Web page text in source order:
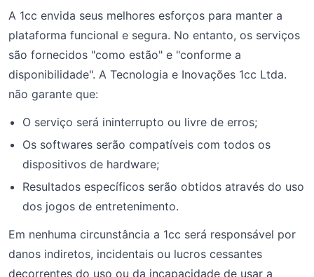
A 1cc envida seus melhores esforços para manter a
plataforma funcional e segura. No entanto, os serviços
são fornecidos "como estão" e "conforme a
disponibilidade". A Tecnologia e Inovações 1cc Ltda.
não garante que:
O serviço será ininterrupto ou livre de erros;
Os softwares serão compatíveis com todos os
dispositivos de hardware;
Resultados específicos serão obtidos através do uso
dos jogos de entretenimento.
Em nenhuma circunstância a 1cc será responsável por
danos indiretos, incidentais ou lucros cessantes
decorrentes do uso ou da incapacidade de usar a